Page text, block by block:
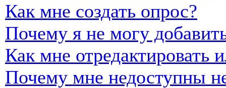
Как мне создать опрос?
Почему я не могу
Как мне отредактировать
Почему мне недоступны